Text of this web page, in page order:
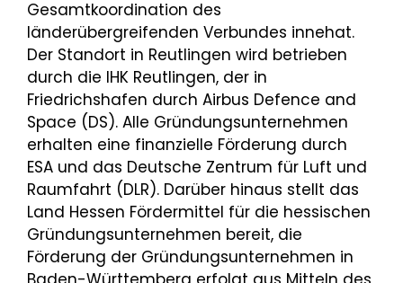
Gesamtkoordination des
länderübergreifenden Verbundes innehat.
Der Standort in Reutlingen wird betrieben
durch die IHK Reutlingen, der in
Friedrichshafen durch Airbus Defence and
Space (DS). Alle Gründungsunternehmen
erhalten eine finanzielle Förderung durch
ESA und das Deutsche Zentrum für Luft und
Raumfahrt (DLR). Darüber hinaus stellt das
Land Hessen Fördermittel für die hessischen
Gründungsunternehmen bereit, die
Förderung der Gründungsunternehmen in